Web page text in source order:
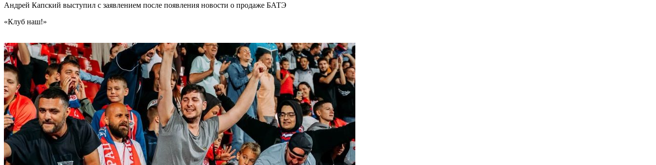
Андрей Капский выступил с заявлением после появления новости о продаже БАТЭ
«Клуб наш!»